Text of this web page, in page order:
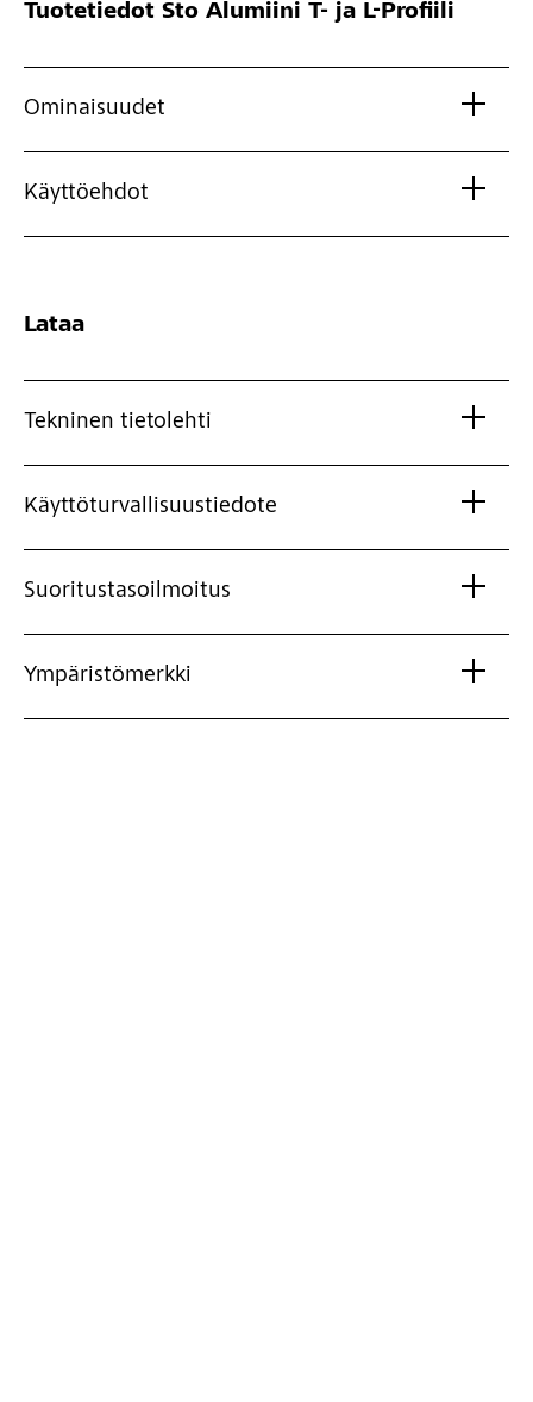
Tuotetiedot Sto Alumiini T- ja L-Profiili
Ominaisuudet
Käyttöehdot
Lataa
Tekninen tietolehti
Käyttöturvallisuustiedote
Suoritustasoilmoitus
Ympäristömerkki